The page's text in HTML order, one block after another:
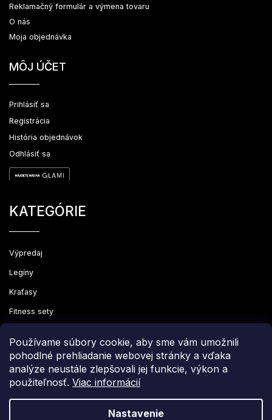
Používame súbory cookie, aby sme vám umožnili
pohodlné prehliadanie webovej stránky a vďaka
analýze neustále zlepšovali jej funkcie, výkon a
použiteľnosť. Viac informácií
Nastavenie
Reklamačný formulár a výmena tovaru
O nás
Moja objednávka
MÔJ ÚČET
Prihlásiť sa
Registrácia
História objednávok
Odhlásiť sa
KATEGÓRIE
Výpredaj
Legíny
Kraťasy
Fitness sety